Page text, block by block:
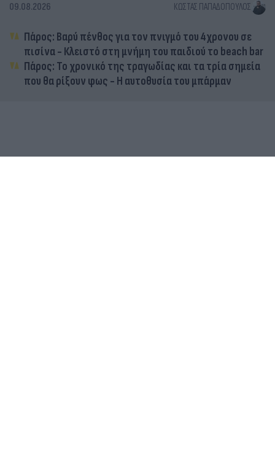
09.08.2026 ΚΏΣΤΑΣ ΠΑΠΑΔΌΠΟΥΛΟΣ
Πάρος: Βαρύ πένθος για τον πνιγμό του 4χρονου σε
πισίνα - Κλειστό στη μνήμη του παιδιού το beach bar
Πάρος: Το χρονικό της τραγωδίας και τα τρία σημεία
που θα ρίξουν φως - Η αυτοθυσία του μπάρμαν